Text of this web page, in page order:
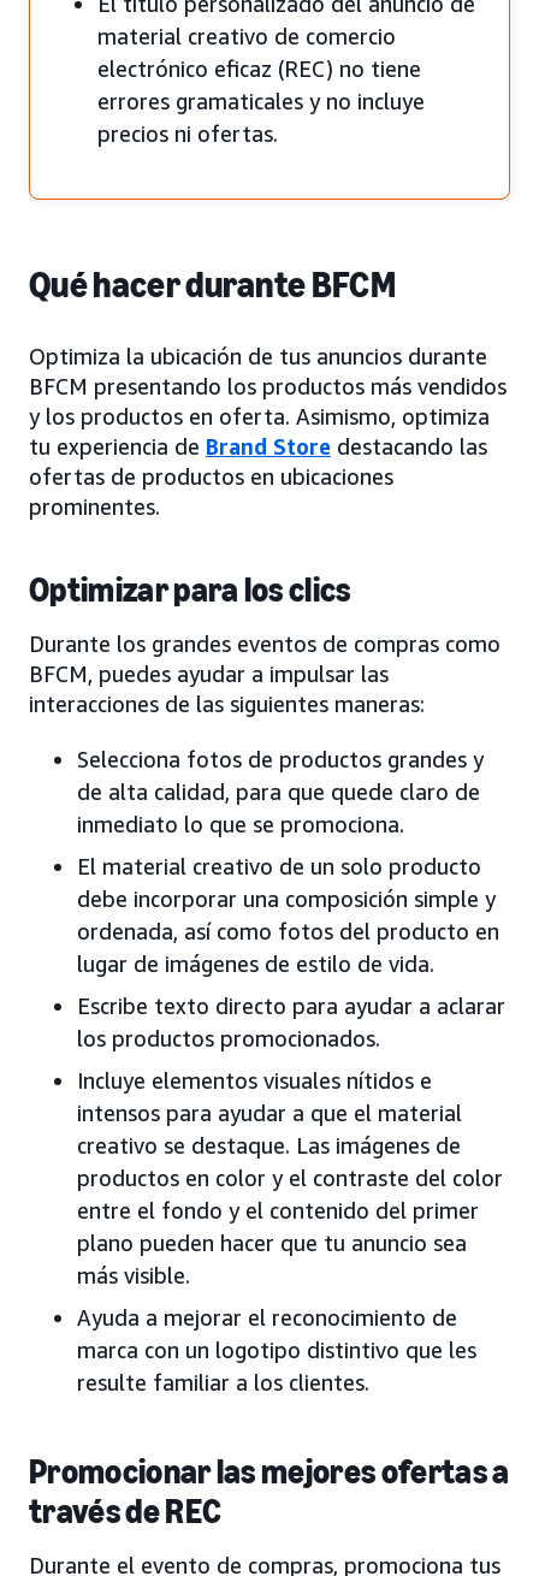
material creativo de comercio
electrónico eficaz (REC) no tiene
errores gramaticales y no incluye
precios ni ofertas.
Qué hacer durante BFCM
Optimiza la ubicación de tus anuncios durante
BFCM presentando los productos más vendidos
y los productos en oferta. Asimismo, optimiza
tu experiencia de Brand Store destacando las
ofertas de productos en ubicaciones
prominentes.
Optimizar para los clics
Durante los grandes eventos de compras como
BFCM, puedes ayudar a impulsar las
interacciones de las siguientes maneras:
Selecciona fotos de productos grandes y
de alta calidad, para que quede claro de
inmediato lo que se promociona.
El material creativo de un solo producto
debe incorporar una composición simple y
ordenada, así como fotos del producto en
lugar de imágenes de estilo de vida.
Escribe texto directo para ayudar a aclarar
los productos promocionados.
Incluye elementos visuales nítidos e
intensos para ayudar a que el material
creativo se destaque. Las imágenes de
productos en color y el contraste del color
entre el fondo y el contenido del primer
plano pueden hacer que tu anuncio sea
más visible.
Ayuda a mejorar el reconocimiento de
marca con un logotipo distintivo que les
resulte familiar a los clientes.
Promocionar las mejores ofertas a
través de REC
Durante el evento de compras, promociona tus